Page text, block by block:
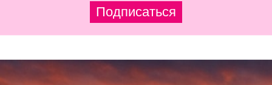
Подписаться